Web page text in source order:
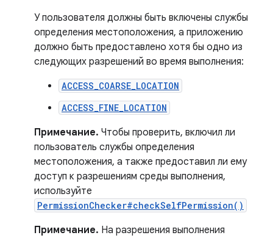
У пользователя должны быть включены службы
определения местоположения, а приложению
должно быть предоставлено хотя бы одно из
следующих разрешений во время выполнения:
ACCESS_COARSE_LOCATION
ACCESS_FINE_LOCATION
Примечание. Чтобы проверить, включил ли
пользователь службы определения
местоположения, а также предоставил ли ему
доступ к разрешениям среды выполнения,
используйте
PermissionChecker#checkSelfPermission()
Примечание. На разрешения выполнения